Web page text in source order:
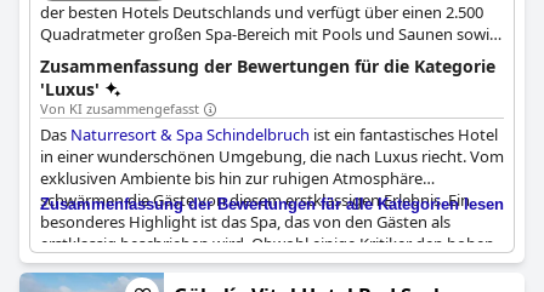
der besten Hotels Deutschlands und verfügt über einen 2.500
Quadratmeter großen Spa-Bereich mit Pools und Saunen sowie
exzellente Gastronomie. Es bietet stilvolle Unterkünfte und ein
starkes Engagement für Nachhaltigkeit, wodurch eine exklusive
und ruhige Umgebung geschaffen wird.
Zusammenfassung der Bewertungen für die Kategorie
'Luxus'
Von KI zusammengefasst
Das Naturresort & Spa Schindelbruch ist ein fantastisches Hotel
in einer wunderschönen Umgebung, die nach Luxus riecht. Vom
exklusiven Ambiente bis hin zur ruhigen Atmosphäre
schwärmen die Gäste von diesem erstklassigen Erlebnis. Ein
besonderes Highlight ist das Spa, das von den Gästen als
erstklassig beschrieben wird. Obwohl einige Kritiker den hohen
Preis erwähnen, ist der hohe Standard dieses 4-Sterne-Hotels
unbestreitbar. Wenn Sie auf der Suche nach einem luxuriösen
Zusammenfassung der Bewertungen für alle Kategorien lesen